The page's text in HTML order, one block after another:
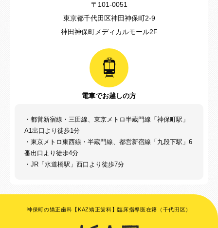
〒101-0051
東京都千代田区神田神保町2-9
神田神保町メディカルモール2F
電車でお越しの方
・都営新宿線・三田線、東京メトロ半蔵門線「神保町駅」
A1出口より徒歩1分
・東京メトロ東西線・半蔵門線、都営新宿線「九段下駅」6
番出口より徒歩4分
・JR「水道橋駅」西口より徒歩7分
神保町の矯正歯科【KAZ矯正歯科】臨床指導医在籍（千代田区）